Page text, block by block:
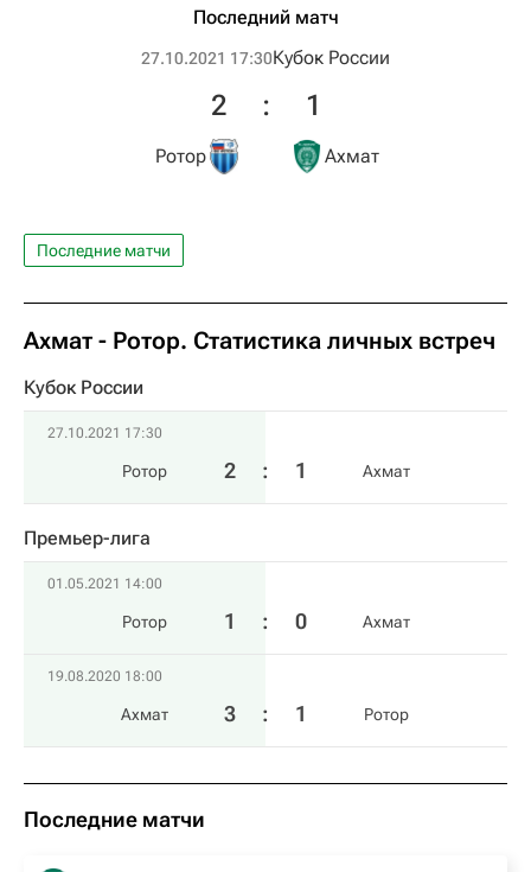
Последний матч
27.10.2021 17:30Кубок России
Ротор
2 : 1
Ахмат
Последние матчи
Ахмат - Ротор. Статистика личных встреч
Кубок России
27.10.2021 17:30
Ротор 2 : 1 Ахмат
Премьер-лига
01.05.2021 14:00
Ротор 1 : 0 Ахмат
19.08.2020 18:00
Ахмат 3 : 1 Ротор
Последние матчи